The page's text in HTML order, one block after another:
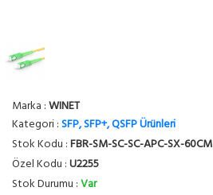
Marka :WINET
Kategori :SFP, SFP+, QSFP Ürünleri
Stok Kodu :FBR-SM-SC-SC-APC-SX-60CM
Özel Kodu :U2255
Stok Durumu :Var